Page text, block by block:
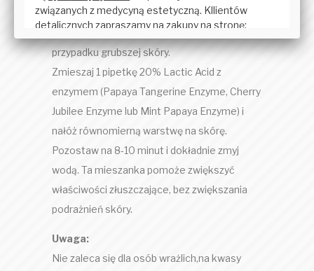
Jojoba Beads i wmasuj w skórę przez kilka
przypadku grubszej skóry.
Zmieszaj 1 pipetkę 20% Lactic Acid z
enzymem (Papaya Tangerine Enzyme, Cherry
Jubilee Enzyme lub Mint Papaya Enzyme) i
nałóż równomierną warstwę na skórę.
Pozostaw na 8-10 minut i dokładnie zmyj
wodą. Ta mieszanka pomoże zwiększyć
właściwości złuszczające, bez zwiększania
podrażnień skóry.
Uwaga:
Nie zaleca się dla osób wrażlich,na kwasy